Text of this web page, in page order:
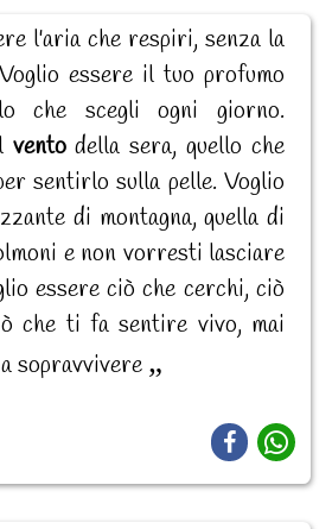
l'aria che respiri, senza la
essere il tuo profumo
che scegli ogni giorno.
ventodella sera, quello che
sentirlo sulla pelle. Voglio
di montagna, quella di
e non vorresti lasciare
essere ciò che cerchi, ciò
che ti fa sentire vivo, mai
sopravvivere